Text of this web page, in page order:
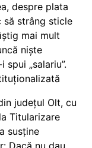
despre plata
să strâng sticle
mai mult
niște
„salariu”.
județul Olt, cu
Titularizare
susține
Dacă nu dau